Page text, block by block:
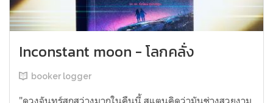
Inconstant moon - โลกคลั่ง
booker logger